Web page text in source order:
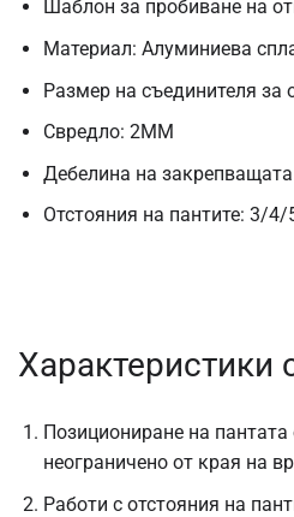
Шаблон за пробиване на
Материал: Алуминиева
Размер на съединителя за
Свредло: 2MM
Дебелина на
Отстояния на пантите: 3/
Характеристики
Позициониране на
неограничено от края на
Работи с отстояния на